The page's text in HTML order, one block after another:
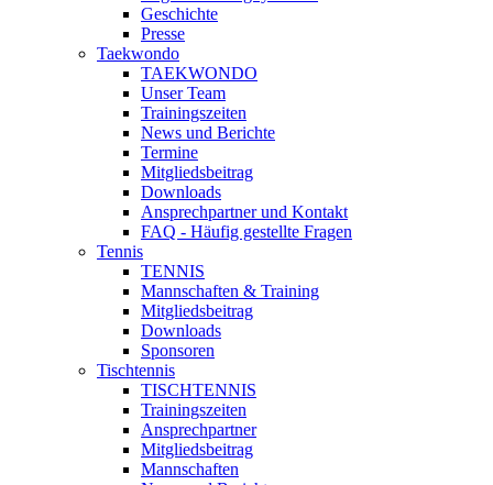
Geschichte
Presse
Taekwondo
TAEKWONDO
Unser Team
Trainingszeiten
News und Berichte
Termine
Mitgliedsbeitrag
Downloads
Ansprechpartner und Kontakt
FAQ - Häufig gestellte Fragen
Tennis
TENNIS
Mannschaften & Training
Mitgliedsbeitrag
Downloads
Sponsoren
Tischtennis
TISCHTENNIS
Trainingszeiten
Ansprechpartner
Mitgliedsbeitrag
Mannschaften